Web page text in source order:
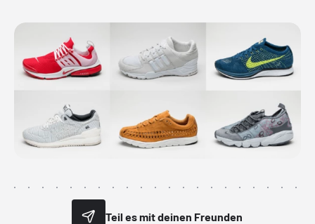
Teil es mit deinen Freunden